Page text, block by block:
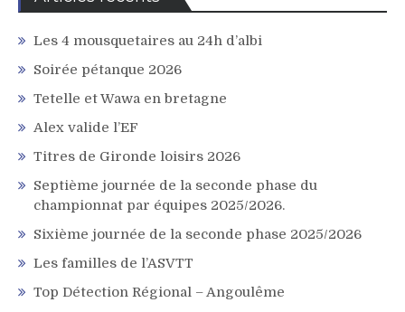
Les 4 mousquetaires au 24h d’albi
Soirée pétanque 2026
Tetelle et Wawa en bretagne
Alex valide l’EF
Titres de Gironde loisirs 2026
Septième journée de la seconde phase du
championnat par équipes 2025/2026.
Sixième journée de la seconde phase 2025/2026
Les familles de l’ASVTT
Top Détection Régional – Angoulême